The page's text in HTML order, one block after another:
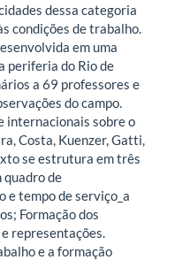
dessa categoria
condições de trabalho.
em uma
periferia do Rio de
a 69 professores e
do campo.
internacionais sobre o
Costa, Kuenzer, Gatti,
se estrutura em três
quadro de
e tempo de serviço_a
Formação dos
representações.
e a formação